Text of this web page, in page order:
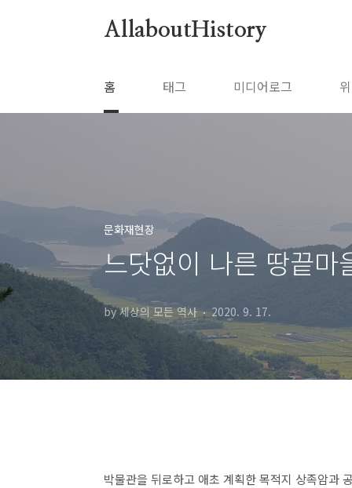
AllaboutHistory
홈 태그 미디어로그
문화재현장
느닷없이 나른 땅끝
by 세상의 모든 역사 2020. 9. 17.
박물관을 뒤로하고 애초 계획한 목적지 상족암과